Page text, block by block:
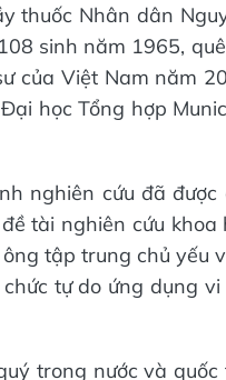
thuốc Nhân dân
sinh năm 1965,
của Việt Nam năm
học Tổng hợp
nghiên cứu đã
tài nghiên cứu khoa
tập trung chủ yếu
tự do ứng dụng
trong nước và quốc